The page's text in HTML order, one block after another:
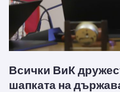
Всички ВиК
шапката на